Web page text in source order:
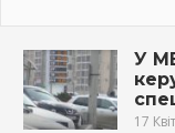
У
17